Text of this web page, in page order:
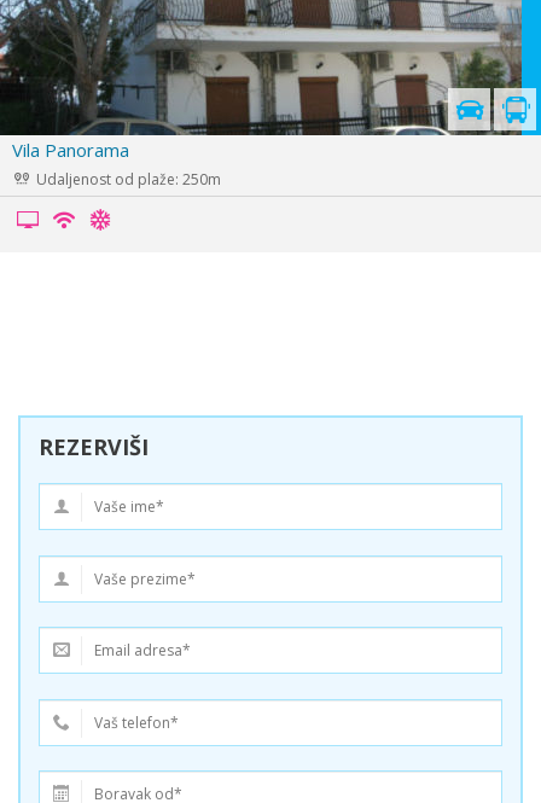
Vila Giannis
Udaljenost od plaže: 250m
REZERVIŠI